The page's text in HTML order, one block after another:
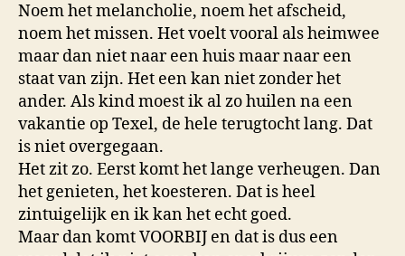
Noem het melancholie, noem het afscheid,
noem het missen. Het voelt vooral als heimwee
maar dan niet naar een huis maar naar een
staat van zijn. Het een kan niet zonder het
ander. Als kind moest ik al zo huilen na een
vakantie op Texel, de hele terugtocht lang. Dat
is niet overgegaan.
Het zit zo. Eerst komt het lange verheugen. Dan
het genieten, het koesteren. Dat is heel
zintuigelijk en ik kan het echt goed.
Maar dan komt VOORBIJ en dat is dus een